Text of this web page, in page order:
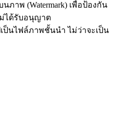
ภาพ (Watermark) เพื่อป้องกัน
ได้รับอนุญาต
นไฟล์ภาพชั้นนำ ไม่ว่าจะเป็น